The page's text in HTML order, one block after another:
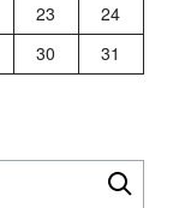
23
24
30
31